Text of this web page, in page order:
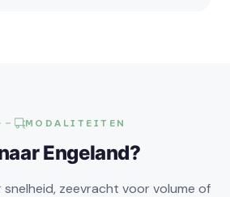
MODALITEITEN
Engeland?
zeevracht voor volume of